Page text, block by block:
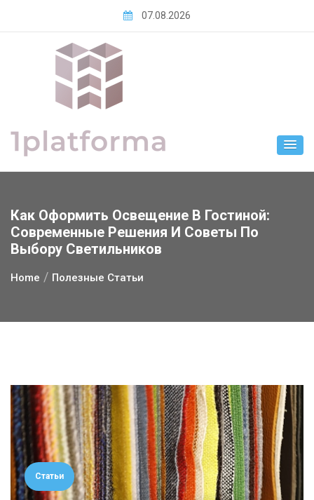
07.08.2026
Как Оформить Освещение В Гостиной:
Современные Решения И Советы По
Выбору Светильников
Home Полезные Статьи
Статьи